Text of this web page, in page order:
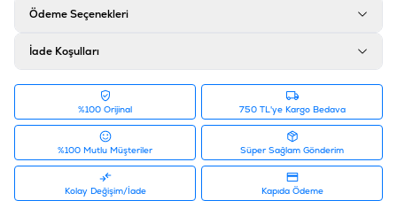
Ürün Filtreleri
Tedarikçi Ürün Kodu
Ödeme Seçenekleri
İade Koşulları
%100 Orijinal 750 TL'ye Kargo Bedava
%100 Mutlu Müşteriler Süper Sağlam Gönderim
Kolay Değişim/İade Kapıda Ödeme